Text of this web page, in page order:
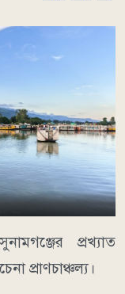
প্রখ্যাত
প্রাণচাঞ্চল্য।